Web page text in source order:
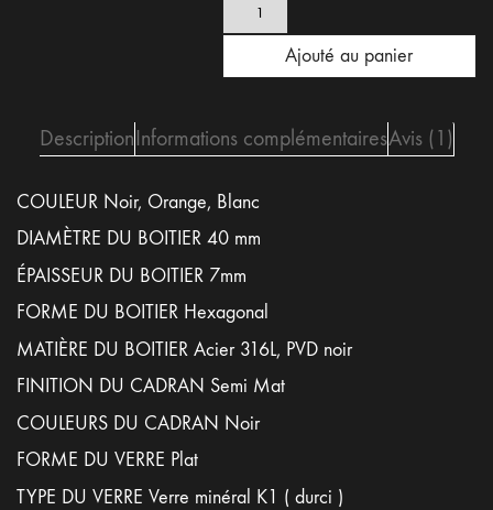
Montre
Reverso
Noir
Ajouté au panier
DescriptionInformations complémentairesAvis (1)
COULEUR Noir, Orange, Blanc
DIAMÈTRE DU BOITIER 40 mm
ÉPAISSEUR DU BOITIER 7mm
FORME DU BOITIER Hexagonal
MATIÈRE DU BOITIER Acier 316L, PVD noir
FINITION DU CADRAN Semi Mat
COULEURS DU CADRAN Noir
FORME DU VERRE Plat
TYPE DU VERRE Verre minéral K1 ( durci )